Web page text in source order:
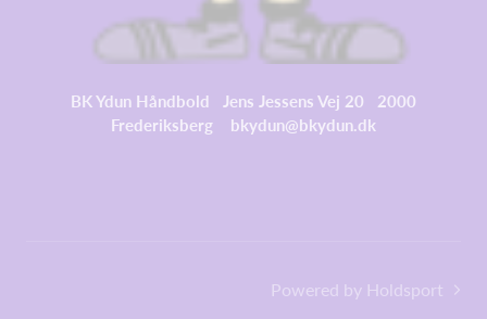
BK Ydun Håndbold Jens Jessens Vej 20 2000
Frederiksberg bkydun@bkydun.dk
Powered by Holdsport